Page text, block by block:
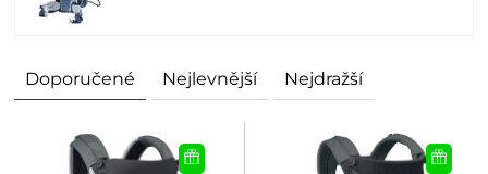
Doporučené Nejlevnější Nejdražší